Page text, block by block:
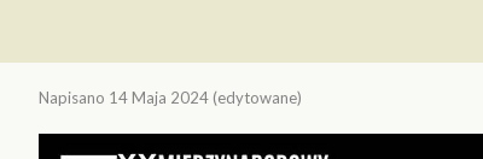
Napisano 14 Maja 2024 (edytowane)